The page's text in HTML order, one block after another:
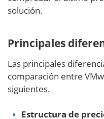
solución.
Principales
Las principales
comparación entre
siguientes.
Estructura de